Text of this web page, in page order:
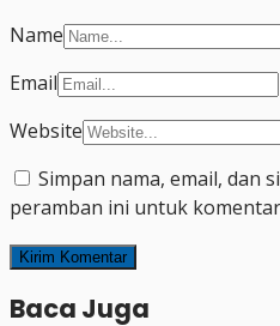
Name
Email
Website
Simpan nama, email, dan
peramban ini untuk
Baca Juga